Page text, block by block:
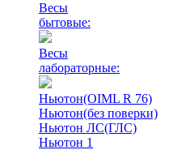
Весы
бытовые:
Весы
лабораторные:
Ньютон(OIML R 76)
Ньютон(без поверки)
Ньютон ЛС(ГЛС)
Ньютон 1